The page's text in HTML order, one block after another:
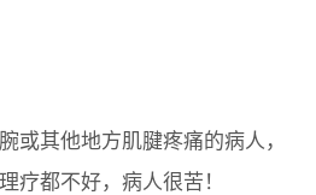
或其他地方肌腱疼痛的病人，
疗都不好，病人很苦！